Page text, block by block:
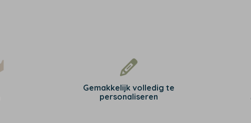
Gemakkelijk volledig te
personaliseren